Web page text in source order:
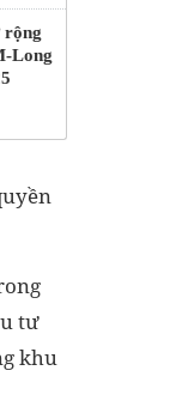
rộng
Long
tư
khu